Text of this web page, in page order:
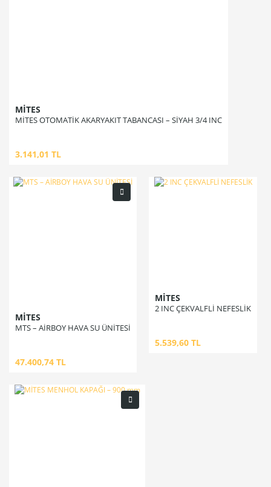
MİTES
MİTES OTOMATİK AKARYAKIT TABANCASI – SİYAH 3/4 INC
3.141,01 TL
MİTES
MTS – AİRBOY HAVA SU ÜNİTESİ
47.400,74 TL
MİTES
2 INC ÇEKVALFLİ NEFESLİK
5.539,60 TL